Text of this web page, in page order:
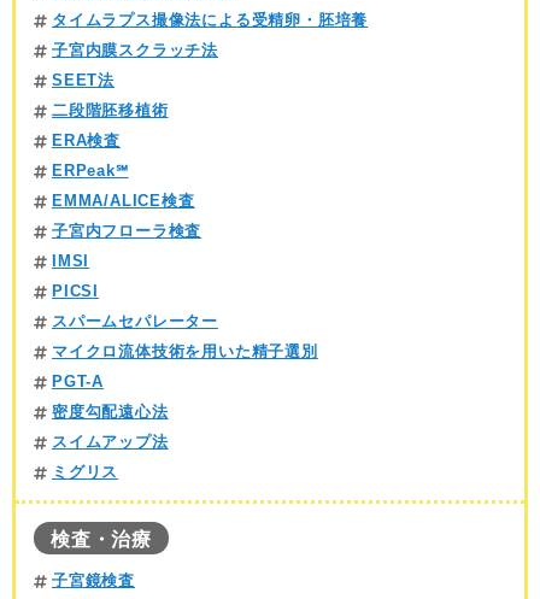
タイムラプス撮像法による受精卵・胚培養
子宮内膜スクラッチ法
SEET法
二段階胚移植術
ERA検査
ERPeak℠
EMMA/ALICE検査
子宮内フローラ検査
IMSI
PICSI
スパームセパレーター
マイクロ流体技術を用いた精子選別
PGT-A
密度勾配遠心法
スイムアップ法
ミグリス
検査・治療
子宮鏡検査